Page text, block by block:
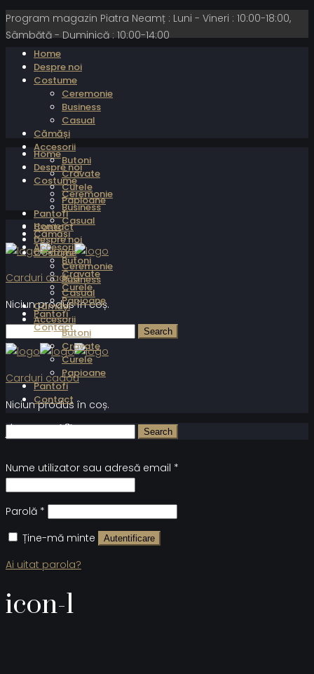
Program magazin Piatra Neamț : Luni - Vineri : 10:00-18:00,
Sâmbătă - Duminică : 10:00-14:00
Home
Despre noi
Costume
Ceremonie
Business
Casual
Cămăși
Accesorii
Butoni
Cravate
Curele
Papioane
Pantofi
Contact
Carduri cadou
Niciun produs în coș.
Home
Despre noi
Costume
Ceremonie
Business
Casual
Cămăși
Accesorii
Butoni
Cravate
Curele
Papioane
Pantofi
Contact
Carduri cadou
Niciun produs în coș.
Home
Despre noi
Costume
Ceremonie
Business
Casual
Cămăși
Accesorii
Butoni
Cravate
Curele
Papioane
Pantofi
Contact
Autentificare
Nume utilizator sau adresă email *
Parolă *
Ține-mă minte
Autentificare
Ai uitat parola?
icon-1